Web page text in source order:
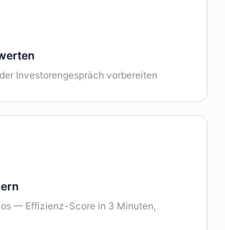
Investorengespräch vorbereiten
— Effizienz-Score in 3 Minuten,